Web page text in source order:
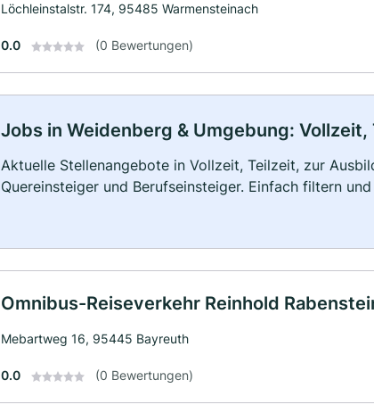
Löchleinstalstr. 174, 95485 Warmensteinach
0.0 (0 Bewertungen)
Jobs in Weidenberg & Umgebung:
Aktuelle Stellenangebote in Vollzeit, Teilzeit, zur
Quereinsteiger und Berufseinsteiger. Einfach filtern
Omnibus-Reiseverkehr Reinhold
Mebartweg 16, 95445 Bayreuth
0.0 (0 Bewertungen)